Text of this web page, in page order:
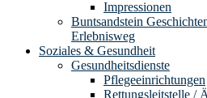
Impressionen
Buntsandstein
Erlebnisweg
Soziales & Gesundheit
Gesundheitsdienste
Pflegeeinrichtungen
Rettungsleitstelle /